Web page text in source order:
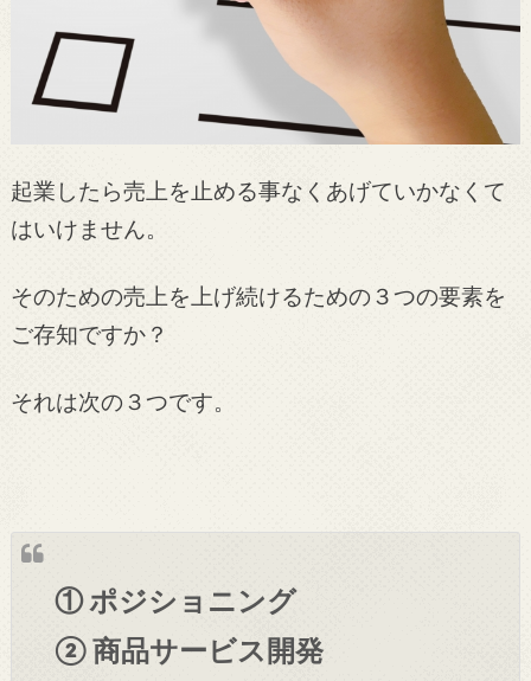
起業したら売上を止める事なくあげていかなくて
はいけません。
そのための売上を上げ続けるための３つの要素を
ご存知ですか？
それは次の３つです。
① ポジショニング
② 商品サービス開発